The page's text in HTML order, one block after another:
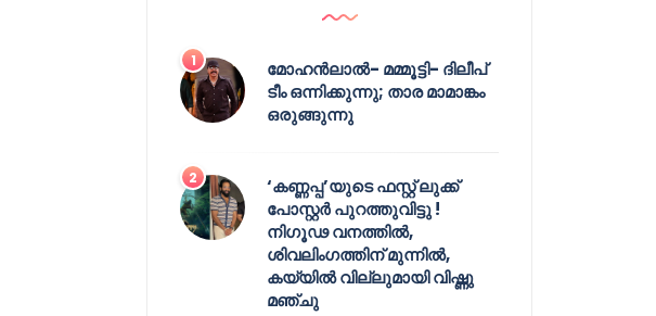
മോഹൻലാൽ- മമ്മൂട്ടി- ദിലീപ്
ടീം ഒന്നിക്കുന്നു; താര മാമാങ്കം
ഒരുങ്ങുന്നു
‘കണ്ണപ്പ’യുടെ ഫസ്റ്റ് ലുക്ക്
പോസ്റ്റർ പുറത്തുവിട്ടു !
നിഗൂഢ വനത്തിൽ,
ശിവലിംഗത്തിന് മുന്നിൽ,
കയ്യിൽ വില്ലുമായി വിഷ്ണു
മഞ്ചു